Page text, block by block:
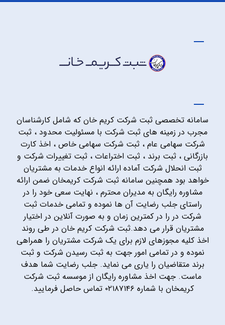
سامانه تخصصی ثبت شرکت کریم خان که شامل کارشناسان
مجرب در زمینه های ثبت شرکت با مسئولیت محدود ، ثبت
شرکت سهامی عام ، ثبت شرکت سهامی خاص ، اخذ کارت
بازرگانی ، ثبت برند ، ثبت اختراعات ، ثبت تغییرات شرکت و
ثبت انحلال شرکت آماده ارائه انواع خدمات به مشتریان
خواهد بود همچنین سامانه ثبت شرکت کریمخان ضمن ارائه
مشاوره رایگان به مدیران محترم ، نهایت سعی خود را در
راستای جلب رضایت آن ها نموده و تمامی خدمات ثبت
شرکت در را در کمترین زمان و به صورت آنلاین در اختیار
مشتریان قرار می دهد.ثبت شرکت کریم خان در طی روند
اخذ کلیه مجوزهای لازم برای یک شرکت مشتریان را همراهی
نموده و در تمامی امور جهت به ثبت رسیدن شرکت و ثبت
برند متقاضیان را یاری می نماید. جلب رضایت شما هدف
ماست. جهت اخذ مشاوره رایگان از موسسه ثبت شرکت
کریمخان با شماره ۰۲۱۸۷۱۴۶ تماس حاصل فرمایید.